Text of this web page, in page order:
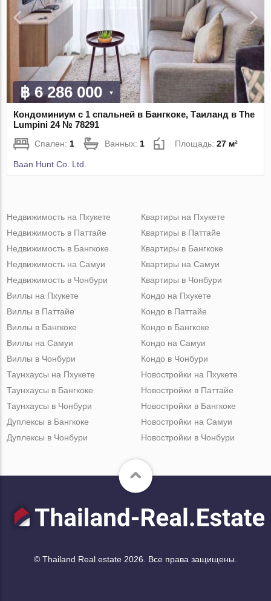
฿ 6 286 000
Кондоминиум с 1 спальней в Бангкоке, Таиланд в The
Lumpini 24 № 78291
Спален: 1 Ванных: 1 Площадь:27 м²
Baan Hunt Co. Ltd.
Недвижимость на Пхукете
Недвижимость в Паттайе
Недвижимость в Бангкоке
Недвижимость на Самуи
Недвижимость в Чонбури
Квартиры на Пхукете
Квартиры в Паттайе
Квартиры в Бангкоке
Квартиры на Самуи
Квартиры в Чонбури
Виллы на Пхукете
Виллы в Паттайе
Виллы в Бангкоке
Виллы на Самуи
Виллы в Чонбури
Кондо на Пхукете
Кондо в Паттайе
Кондо в Бангкоке
Кондо на Самуи
Кондо в Чонбури
Таунхаусы на Пхукете
Таунхаусы в Бангкоке
Таунхаусы в Чонбури
Дуплексы в Бангкоке
Дуплексы в Чонбури
Новостройки на Пхукете
Новостройки в Паттайе
Новостройки в Бангкоке
Новостройки на Самуи
Новостройки в Чонбури
© Thailand Real estate 2026. Все права защищены.